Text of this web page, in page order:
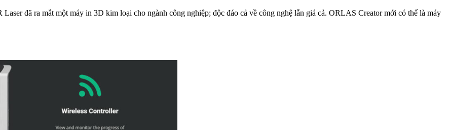
đã ra mắt một máy in 3D kim loại cho ngành công nghiệp; độc đáo cả về công nghệ lẫn giá cả. ORLAS Creator mới có thể là máy